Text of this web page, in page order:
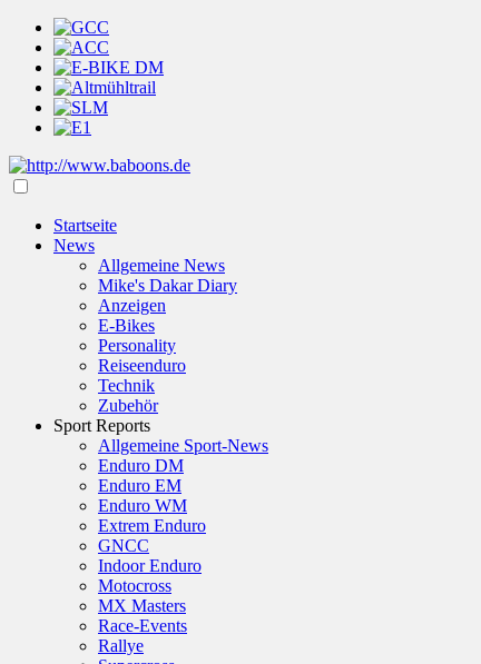
Startseite
News
Allgemeine News
Mike's Dakar Diary
Anzeigen
E-Bikes
Personality
Reiseenduro
Technik
Zubehör
Sport Reports
Allgemeine Sport-News
Enduro DM
Enduro EM
Enduro WM
Extrem Enduro
GNCC
Indoor Enduro
Motocross
MX Masters
Race-Events
Rallye